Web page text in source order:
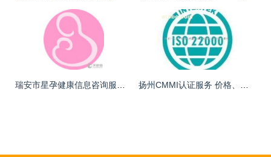
瑞安市星孕健康信息咨询服务中心 专业护航，孕育未来 扬州CMMI认证服务 价格、种类与供应商详解